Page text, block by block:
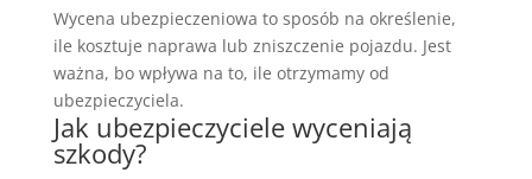
Wycena ubezpieczeniowa to sposób na określenie,
ile kosztuje naprawa lub zniszczenie pojazdu. Jest
ważna, bo wpływa na to, ile otrzymamy od
ubezpieczyciela.
Jak ubezpieczyciele wyceniają
szkody?